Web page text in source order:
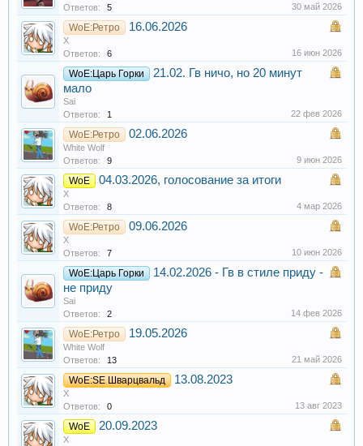
Ответов:
5 30 май 2026
WoE:Ретро 16.06.2026
X
Ответов:
6 16 июн 2026
WoE:Царь Горки
21.02. Гв ничо, но 20 минут
мало
Sai
Ответов:
1 22 фев 2026
WoE:Ретро 02.06.2026
White Wolf
Ответов:
9 9 июн 2026
WoE 04.03.2026, голосование за итоги
X
Ответов:
8 4 мар 2026
WoE:Ретро 09.06.2026
X
Ответов:
7 10 июн 2026
WoE:Царь Горки
14.02.2026 - Гв в стиле приду -
не приду
Sai
Ответов:
2 14 фев 2026
WoE:Ретро 19.05.2026
White Wolf
Ответов:
13 21 май 2026
WoE:SE Шварцвальд 13.08.2023
X
Ответов:
0 13 авг 2023
WoE 20.09.2023
X